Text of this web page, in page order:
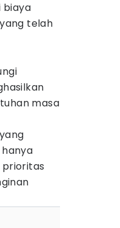
biaya
telah
masa
prioritas